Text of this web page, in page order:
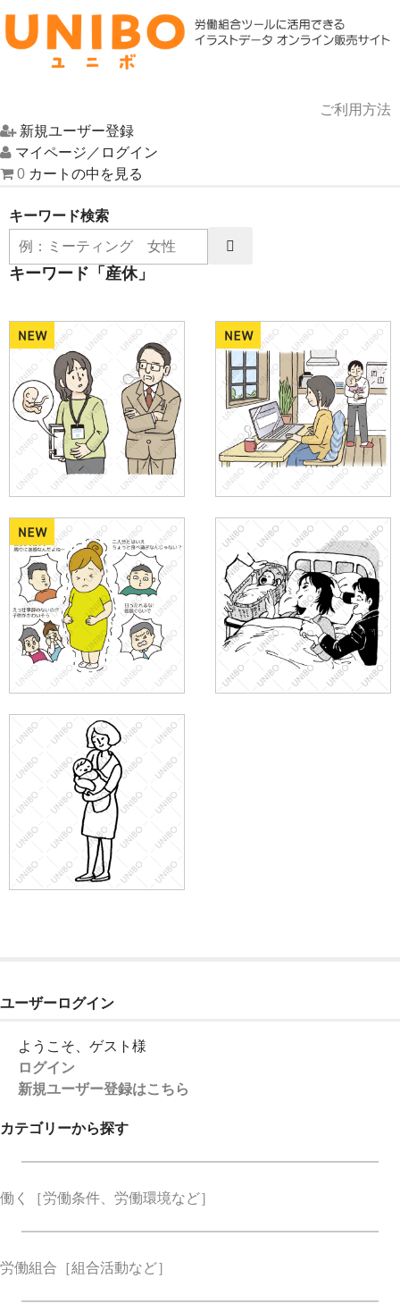
ご利用方法
HOME
UNIBOについて
お問い合わせ
新規ユーザー登録
マイページ／ログイン
0 カートの中を見る
キーワード検索
キーワード「産休」
ユーザーログイン
ようこそ、ゲスト様
ログイン
新規ユーザー登録はこちら
カテゴリーから探す
働く ［労働条件、労働環境など］
労働組合 ［組合活動など］